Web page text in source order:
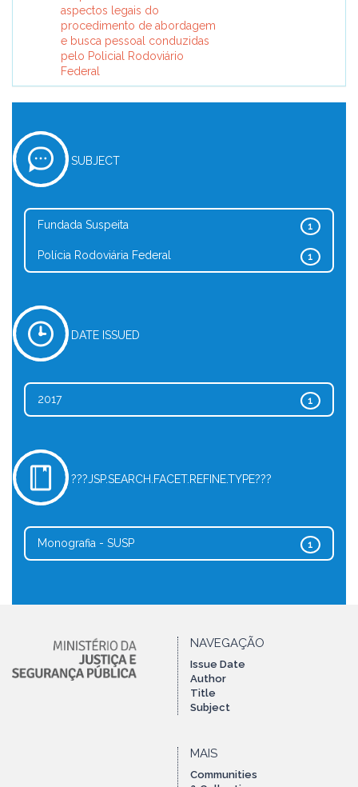
aspectos legais do
procedimento de abordagem
e busca pessoal conduzidas
pelo Policial Rodoviário
Federal
SUBJECT
1
Fundada Suspeita
1
Polícia Rodoviária Federal
DATE ISSUED
1
2017
???JSP.SEARCH.FACET.REFINE.TYPE???
1
Monografia - SUSP
NAVEGAÇÃO
Issue Date
Author
Title
Subject
MAIS
Communities